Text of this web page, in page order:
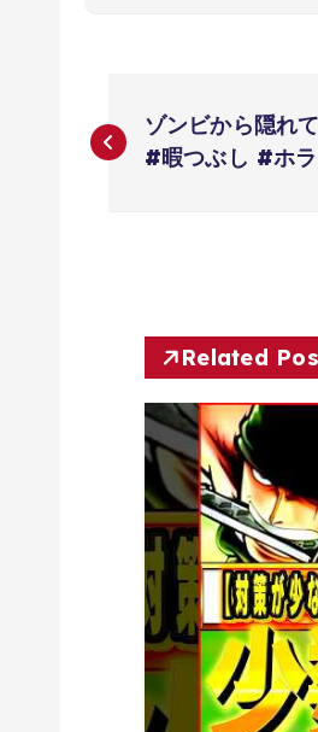
投
稿
ゾンビから隠れて
#暇つぶし #ホ
Related